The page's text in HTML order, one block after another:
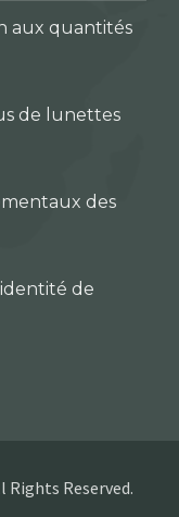
aux quantités
de lunettes
des
de
Reserved.